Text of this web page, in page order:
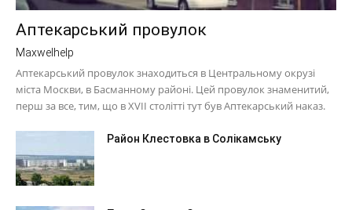
Аптекарський провулок
Maxwelhelp
Аптекарський провулок знаходиться в Центральному окрузі
міста Москви, в Басманному районі. Цей провулок знаменитий,
перш за все, тим, що в XVII столітті тут був Аптекарський наказ.
Район Клестовка в Солікамську